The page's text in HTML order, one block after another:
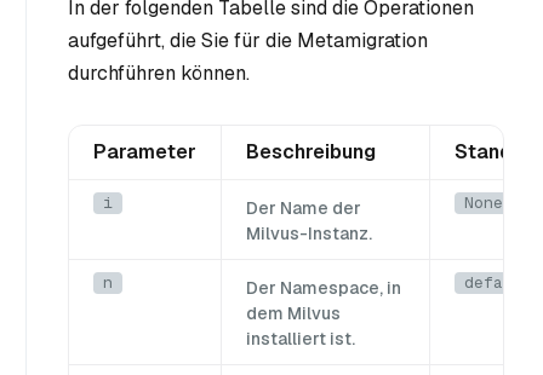
In der folgenden Tabelle sind die Operationen
aufgeführt, die Sie für die Metamigration
durchführen können.
Parameter Beschreibung
i
Der Name der
Milvus-Instanz.
None
n
Der Namespace, in
dem Milvus
installiert ist.
default